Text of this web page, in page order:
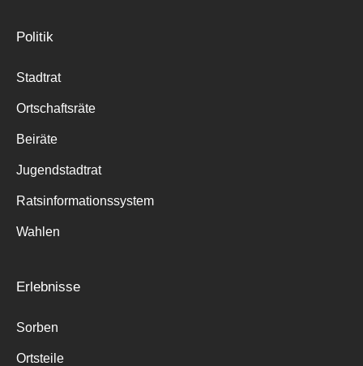
Politik
Stadtrat
Ortschaftsräte
Beiräte
Jugendstadtrat
Ratsinformationssystem
Wahlen
Erlebnisse
Sorben
Ortsteile